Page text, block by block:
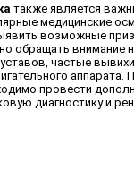
также является
медицинские
возможные
обращать внимание
частые
аппарата.
провести
диагностику и